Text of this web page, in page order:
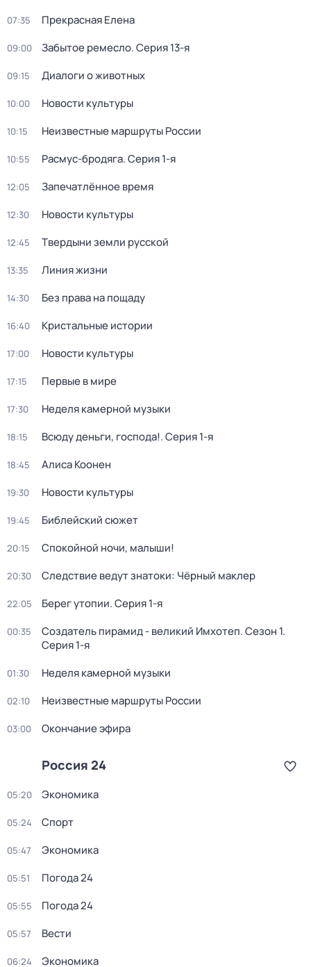
07:35 Прекрасная Елена
09:00 Забытое ремесло. Серия 13-я
09:15 Диалоги о животных
10:00 Новости культуры
10:15 Неизвестные маршруты России
10:55 Расмус-бродяга. Серия 1-я
12:05 Запечатлённое время
12:30 Новости культуры
12:45 Твердыни земли русской
13:35 Линия жизни
14:30 Без права на пощаду
16:40 Кристальные истории
17:00 Новости культуры
17:15 Первые в мире
17:30 Неделя камерной музыки
18:15 Всюду деньги, господа!. Серия 1-я
18:45 Алиса Коонен
19:30 Новости культуры
19:45 Библейский сюжет
20:15 Спокойной ночи, малыши!
20:30 Следствие ведут знатоки: Чёрный маклер
22:05 Берег утопии. Серия 1-я
00:35 Создатель пирамид - великий Имхотеп. Сезон 1.
Серия 1-я
01:30 Неделя камерной музыки
02:10 Неизвестные маршруты России
03:00 Окончание эфира
Россия 24
05:20 Экономика
05:24 Спорт
05:47 Экономика
05:51 Погода 24
05:55 Погода 24
05:57 Вести
06:24 Экономика